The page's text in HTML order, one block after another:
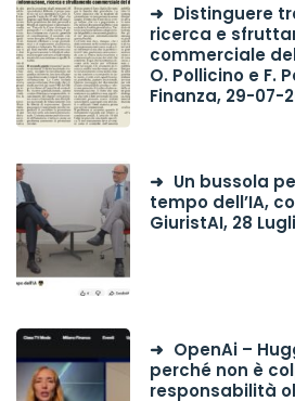
Distinguere
ricerca e
commerciale
O. Pollicino e F.
Finanza, 29-07-
Un bussola
tempo dell’IA,
GiuristAI, 28
OpenAi –
perché non è
responsabilità